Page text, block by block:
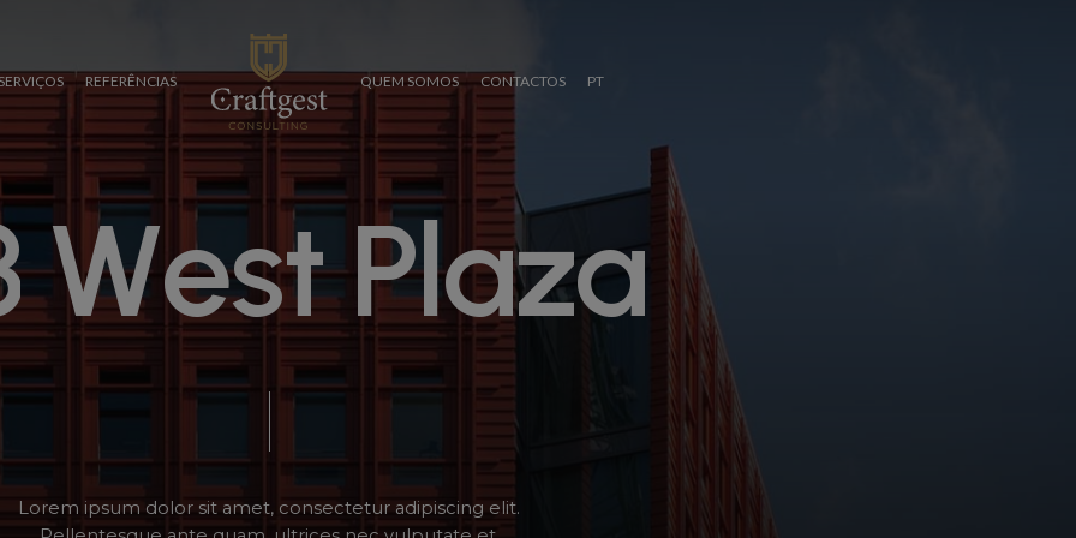
REFERÊNCIAS QUEM SOMOS CONTACTOS PT
West Plaza
Lorem ipsum dolor sit amet, consectetur adipiscing elit.